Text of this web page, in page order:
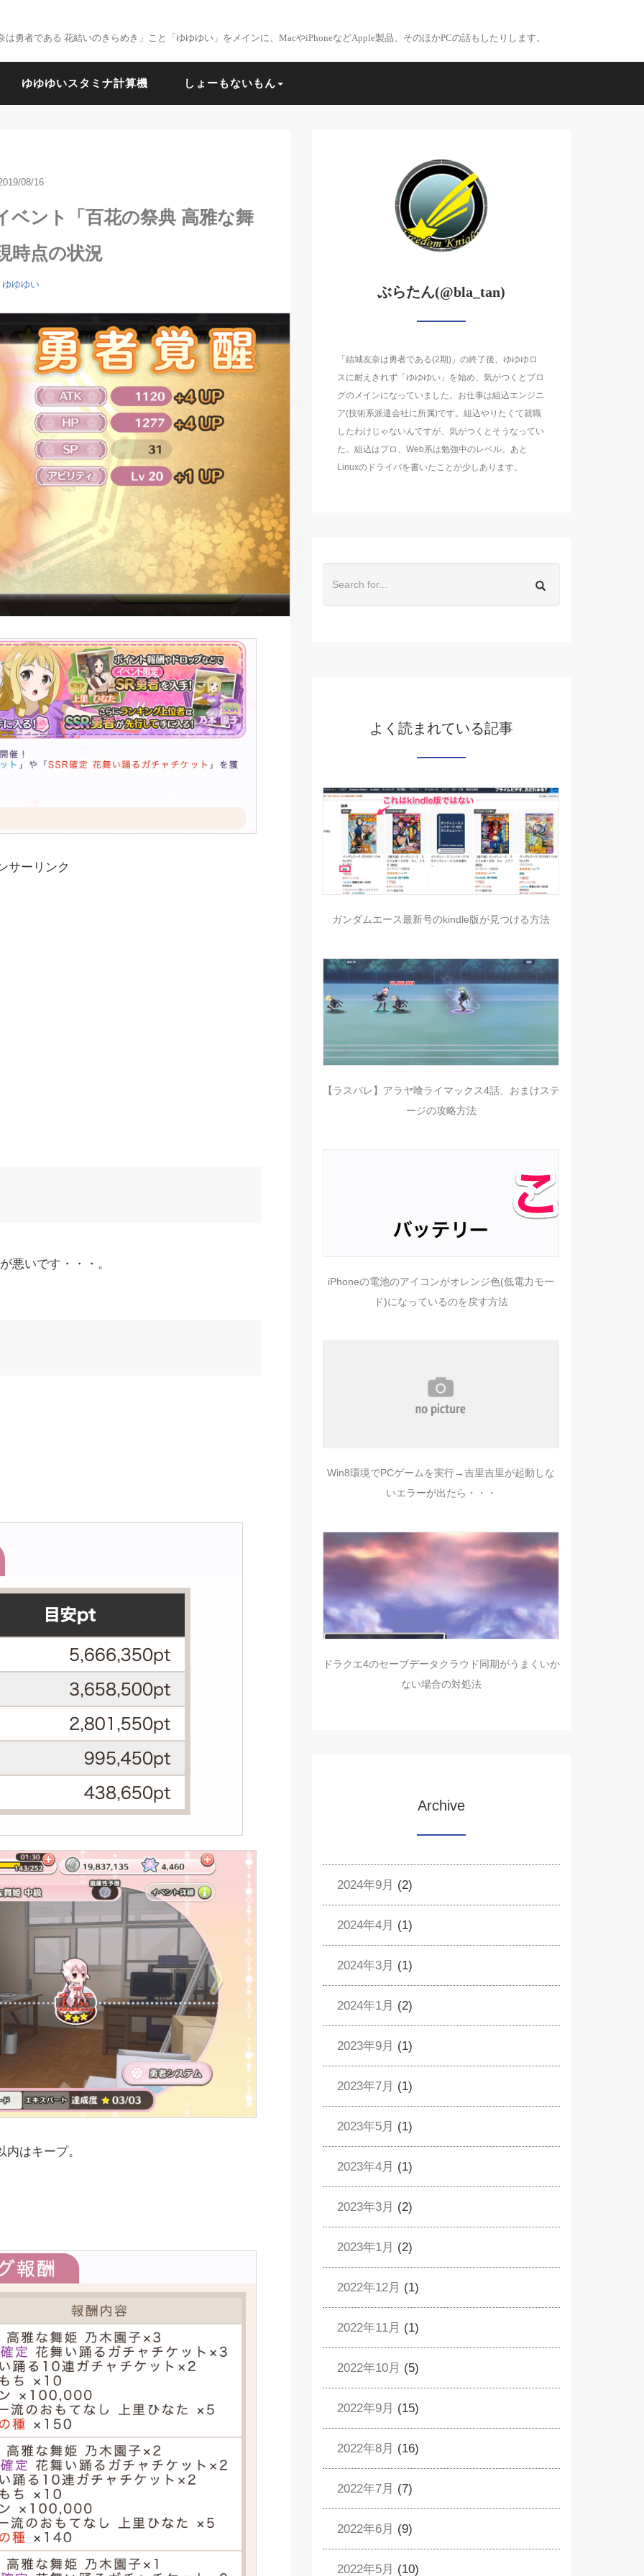
勇者である 花結いのきらめき」こと「ゆゆゆい」をメインに、MacやiPhoneなどApple製品、そのほかPCの話もしたりします。
ゆゆゆいスタミナ計算機 しょーもないもん
08/16
ベント「百花の祭典 高雅な舞
時点の状況
ゆゆゆい
サーリンク
悪いです・・・。
はキープ。
ぶらたん(@bla_tan)
「結城友奈は勇者である(2期)」の終了後、ゆゆゆロ
スに耐えきれず「ゆゆゆい」を始め、気がつくとブロ
グのメインになっていました。お仕事は組込エンジニ
ア(技術系派遣会社に所属)です。組込やりたくて就職
したわけじゃないんですが、気がつくとそうなってい
た。組込はプロ、Web系は勉強中のレベル。あと
Linuxのドライバを書いたことが少しあります。
よく読まれている記事
ガンダムエース最新号のkindle版が見つける方法
【ラスバレ】アラヤ喰ライマックス4話、おまけステ
ージの攻略方法
iPhoneの電池のアイコンがオレンジ色(低電力モー
ド)になっているのを戻す方法
Win8環境でPCゲームを実行→吉里吉里が起動しな
いエラーが出たら・・・
ドラクエ4のセーブデータクラウド同期がうまくいか
ない場合の対処法
Archive
2024年9月 (2)
2024年4月 (1)
2024年3月 (1)
2024年1月 (2)
2023年9月 (1)
2023年7月 (1)
2023年5月 (1)
2023年4月 (1)
2023年3月 (2)
2023年1月 (2)
2022年12月 (1)
2022年11月 (1)
2022年10月 (5)
2022年9月 (15)
2022年8月 (16)
2022年7月 (7)
2022年6月 (9)
2022年5月 (10)